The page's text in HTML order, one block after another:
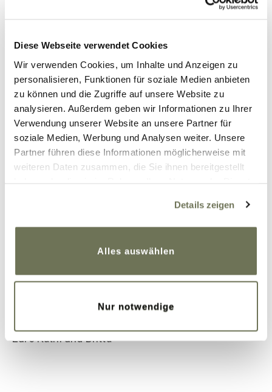
Diese Webseite verwendet Cookies
Wir verwenden Cookies, um Inhalte und Anzeigen zu
personalisieren, Funktionen für soziale Medien anbieten
zu können und die Zugriffe auf unsere Website zu
analysieren. Außerdem geben wir Informationen zu Ihrer
Verwendung unserer Website an unsere Partner für
soziale Medien, Werbung und Analysen weiter. Unsere
Partner führen diese Informationen möglicherweise mit
weiteren Daten zusammen, die Sie ihnen bereitgestellt
Cookies, wenn Sie unsere Webseite weiterhin nutzen.
Weitere Informationen finden Sie in unserer
Details zeigen
Alles auswählen
Nur notwendige
Allrounder, besonders im Sommer. Der dunkle
Blauton in Rock und den Schuhen und das Yellow
Wow passen super zusammen, das lockere Shirt
nimmt beide Farben wieder auf und gibt ein
bisschen Leichtigkeit.
Eure Kathi und Britta